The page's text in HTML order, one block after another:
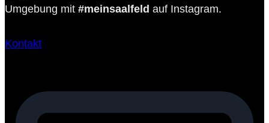
Umgebung mit #meinsaalfeld auf Instagram.
Kontakt